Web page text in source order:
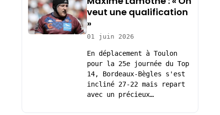
veut une qualification
»
01 juin 2026
En déplacement à Toulon
pour la 25e journée du Top
14, Bordeaux-Bègles s'est
incliné 27-22 mais repart
avec un précieux…